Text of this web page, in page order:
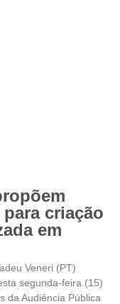
criação
em
Veneri (PT)
segunda-feira (15)
da Audiência Pública